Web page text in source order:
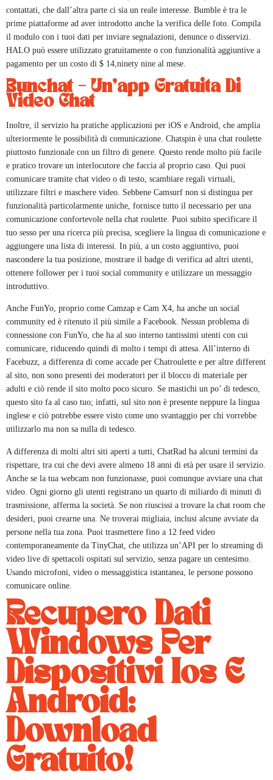
contattati, che dall’altra parte ci sia un reale interesse. Bumble è tra le
prime piattaforme ad aver introdotto anche la verifica delle foto. Compila
il modulo con i tuoi dati per inviare segnalazioni, denunce o disservizi.
HALO può essere utilizzato gratuitamente o con funzionalità aggiuntive a
pagamento per un costo di $ 14,ninety nine al mese.
Bunchat – Un’app Gratuita Di
Video Chat
Inoltre, il servizio ha pratiche applicazioni per iOS e Android, che amplia
ulteriormente le possibilità di comunicazione. Chatspin è una chat roulette
piuttosto funzionale con un filtro di genere. Questo rende molto più facile
e pratico trovare un interlocutore che faccia al proprio caso. Qui puoi
comunicare tramite chat video o di testo, scambiare regali virtuali,
utilizzare filtri e maschere video. Sebbene Camsurf non si distingua per
funzionalità particolarmente uniche, fornisce tutto il necessario per una
comunicazione confortevole nella chat roulette. Puoi subito specificare il
tuo sesso per una ricerca più precisa, scegliere la lingua di comunicazione e
aggiungere una lista di interessi. In più, a un costo aggiuntivo, puoi
nascondere la tua posizione, mostrare il badge di verifica ad altri utenti,
ottenere follower per i tuoi social community e utilizzare un messaggio
introduttivo.
Anche FunYo, proprio come Camzap e Cam X4, ha anche un social
community ed è ritenuto il più simile a Facebook. Nessun problema di
connessione con FunYo, che ha al suo interno tantissimi utenti con cui
comunicare, riducendo quindi di molto i tempi di attesa. All’interno di
Facebuzz, a differenza di come accade per Chatroulette e per altre different
al sito, non sono presenti dei moderatori per il blocco di materiale per
adulti e ciò rende il sito molto poco sicuro. Se mastichi un po’ di tedesco,
questo sito fa al caso tuo; infatti, sul sito non è presente neppure la lingua
inglese e ciò potrebbe essere visto come uno svantaggio per chi vorrebbe
utilizzarlo ma non sa nulla di tedesco.
A differenza di molti altri siti aperti a tutti, ChatRad ha alcuni termini da
rispettare, tra cui che devi avere almeno 18 anni di età per usare il servizio.
Anche se la tua webcam non funzionasse, puoi comunque avviare una chat
video. Ogni giorno gli utenti registrano un quarto di miliardo di minuti di
trasmissione, afferma la società. Se non riuscissi a trovare la chat room che
desideri, puoi crearne una. Ne troverai migliaia, inclusi alcune avviate da
persone nella tua zona. Puoi trasmettere fino a 12 feed video
contemporaneamente da TinyChat, che utilizza un’API per lo streaming di
video live di spettacoli ospitati sul servizio, senza pagare un centesimo.
Usando microfoni, video o messaggistica istantanea, le persone possono
comunicare online.
Recupero Dati
Windows Per
Dispositivi Ios E
Android:
Download
Gratuito!